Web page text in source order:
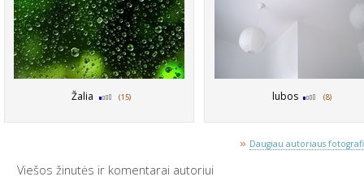
Žalia (15) lubos (8)
» Daugiau autoriaus
Viešos žinutės ir komentarai autoriui